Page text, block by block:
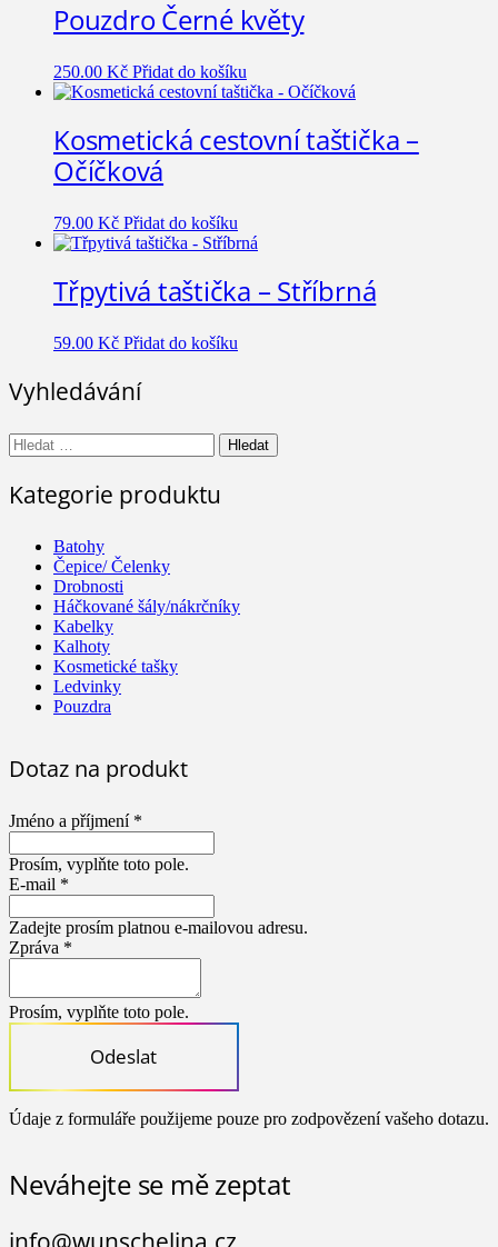
Pouzdro Černé květy
250.00 Kč Přidat do košíku
Kosmetická cestovní taštička –
Očíčková
79.00 Kč Přidat do košíku
Třpytivá taštička – Stříbrná
59.00 Kč Přidat do košíku
Vyhledávání
Vyhledávání
Kategorie produktu
Batohy
Čepice/ Čelenky
Drobnosti
Háčkované šály/nákrčníky
Kabelky
Kalhoty
Kosmetické tašky
Ledvinky
Pouzdra
Dotaz na produkt
Jméno a příjmení *
Prosím, vyplňte toto pole.
E-mail *
Zadejte prosím platnou e-mailovou adresu.
Zpráva *
Prosím, vyplňte toto pole.
Odeslat
Údaje z formuláře použijeme pouze pro zodpovězení vašeho dotazu.
Neváhejte se mě zeptat